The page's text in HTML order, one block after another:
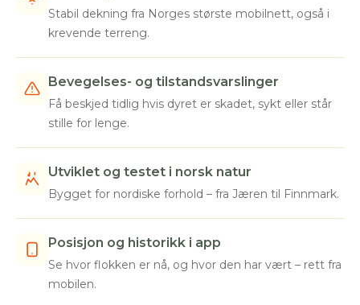
Stabil dekning fra Norges største mobilnett, også i
krevende terreng.
Bevegelses- og tilstandsvarslinger
Få beskjed tidlig hvis dyret er skadet, sykt eller står
stille for lenge.
Utviklet og testet i norsk natur
Bygget for nordiske forhold – fra Jæren til Finnmark.
Posisjon og historikk i app
Se hvor flokken er nå, og hvor den har vært – rett fra
mobilen.